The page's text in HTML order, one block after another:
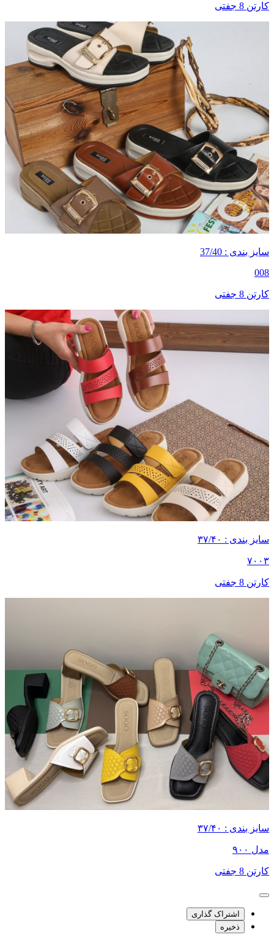
کارتن 8 جفتی
سایز بندی : 37/40
008
کارتن 8 جفتی
سایز بندی : ۳۷/۴۰
۷۰۰۳
کارتن 8 جفتی
سایز بندی : ۳۷/۴۰
مدل ۹۰۰
کارتن 8 جفتی
اشتراک گذاری
ذخیره